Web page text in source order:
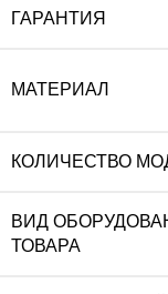
ГАРАНТИЯ
МАТЕРИАЛ
КОЛИЧЕСТВО
ВИД
ТОВАРА